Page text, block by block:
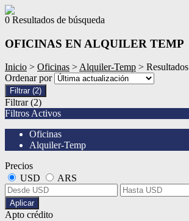
0 Resultados de búsqueda
OFICINAS EN ALQUILER TEMP
Inicio > Oficinas >Alquiler-Temp > Resultados
Ordenar por
Filtrar (2)
Filtrar (2)
Filtros Activos
Oficinas
Alquiler-Temp
Precios
USD
ARS
Aplicar
Apto crédito